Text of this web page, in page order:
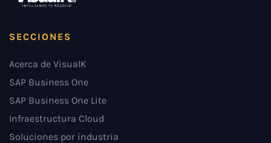
SECCIONES
Acerca de VisualK
SAP Business One
SAP Business One Lite
Infraestructura Cloud
Soluciones por industria